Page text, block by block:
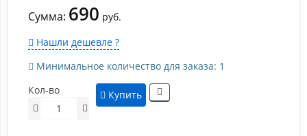
Сумма: 690 руб.
Нашли дешевле ?
Минимальное количество для заказа: 1
Кол-во
Купить